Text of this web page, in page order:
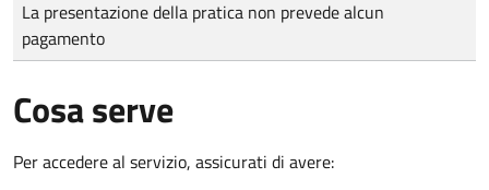
La presentazione della pratica non prevede alcun
pagamento
Cosa serve
Per accedere al servizio, assicurati di avere: